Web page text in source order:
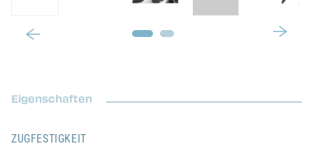
Eigenschaften
ZUGFESTIGKEIT